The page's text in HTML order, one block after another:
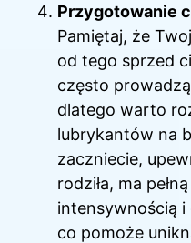
Przygotowanie
Pamiętaj, że
od tego sprzed
często
dlatego warto
lubrykantów na
zaczniecie,
rodziła, ma
intensywnością i
co pomoże